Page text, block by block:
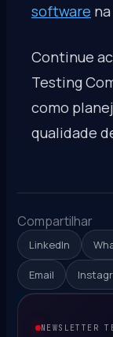
software
Continue
Testing
como
qualidade
Compartilhar
LinkedIn
Email
NEWSLETTER